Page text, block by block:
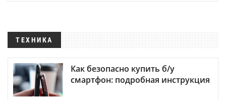
ТЕХНИКА
Как безопасно купить б/у
смартфон: подробная инструкция